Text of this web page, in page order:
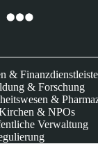
&
& Forschung
&
& NPOs
Verwaltung